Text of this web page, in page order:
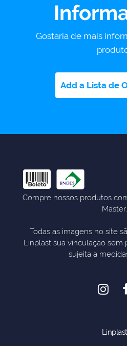
Gostaria de mais
Add a Lista de
Compre nossos produtos
Master.
Todas as imagens no site
Linplast sua vinculação sem
sujeita a
Linplast